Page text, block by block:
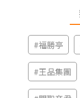
#福勝亭
#王品集團